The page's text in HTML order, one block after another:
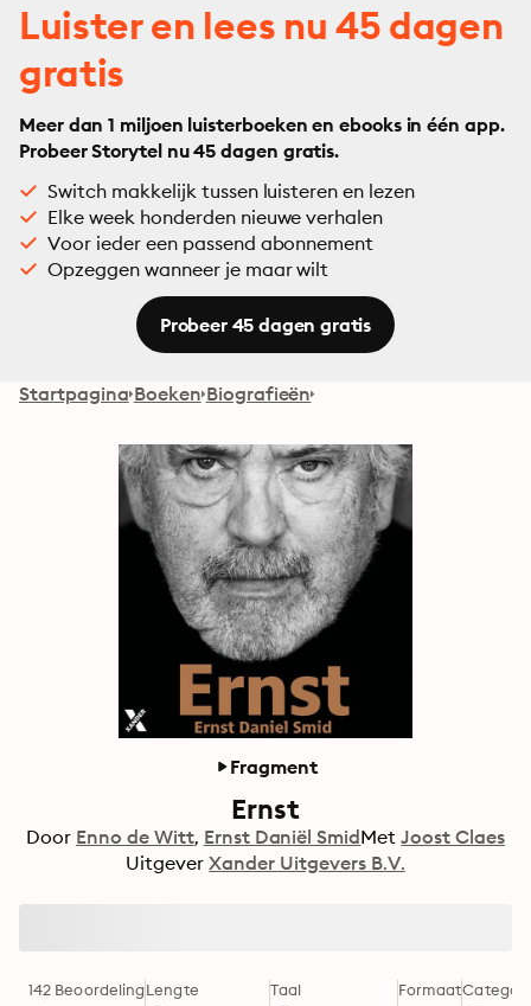
Luister en lees nu 45 dagen
gratis
Meer dan 1 miljoen luisterboeken en ebooks in één app.
Probeer Storytel nu 45 dagen gratis.
Switch makkelijk tussen luisteren en lezen
Elke week honderden nieuwe verhalen
Voor ieder een passend abonnement
Opzeggen wanneer je maar wilt
Probeer 45 dagen gratis
Startpagina Boeken Biografieën
Fragment
Ernst
Door Enno de Witt Ernst Daniël SmidMet Joost Claes
Uitgever Xander Uitgevers B.V.
142 BeoordelingLengte Taal Formaat